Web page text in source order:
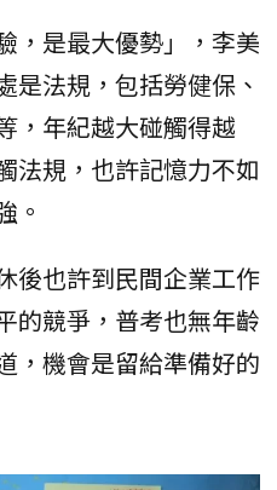
，是最大優勢」，李美
是法規，包括勞健保、
，年紀越大碰觸得越
法規，也許記憶力不如
。
後也許到民間企業工作
的競爭，普考也無年齡
，機會是留給準備好的